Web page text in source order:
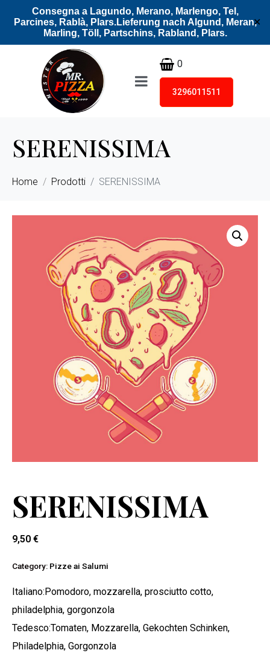
Consegna a Lagundo, Merano, Marlengo, Tel,
Parcines, Rablà, Plars.Lieferung nach Algund, Meran,
Marling, Töll, Partschins, Rabland, Plars.
✕
0
3296011511
SERENISSIMA
Home Prodotti SERENISSIMA
SERENISSIMA
9,50 €
Category: Pizze ai Salumi
Italiano:Pomodoro, mozzarella, prosciutto cotto,
philadelphia, gorgonzola
Tedesco:Tomaten, Mozzarella, Gekochten Schinken,
Philadelphia, Gorgonzola